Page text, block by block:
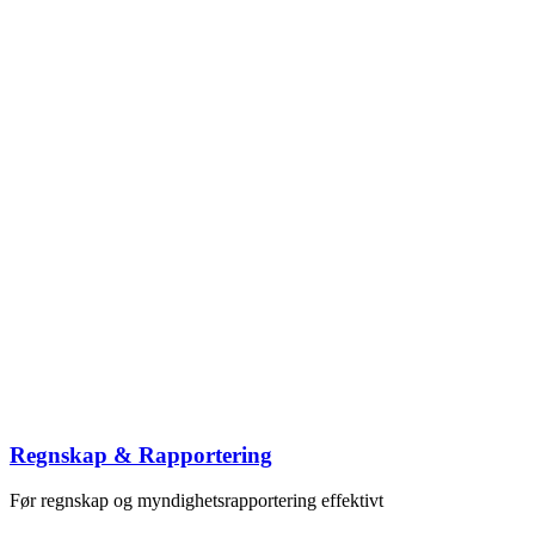
Regnskap & Rapportering
Før regnskap og myndighetsrapportering effektivt